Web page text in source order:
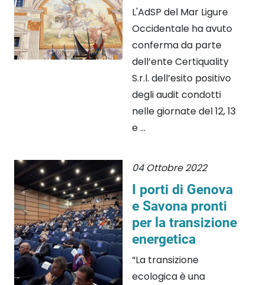
L'AdSP del Mar Ligure
Occidentale ha avuto
conferma da parte
dell’ente Certiquality
S.r.l. dell’esito positivo
degli audit condotti
nelle giornate del 12, 13
e ...
04 Ottobre 2022
I porti di Genova
e Savona pronti
per la transizione
energetica
“La transizione
ecologica è una